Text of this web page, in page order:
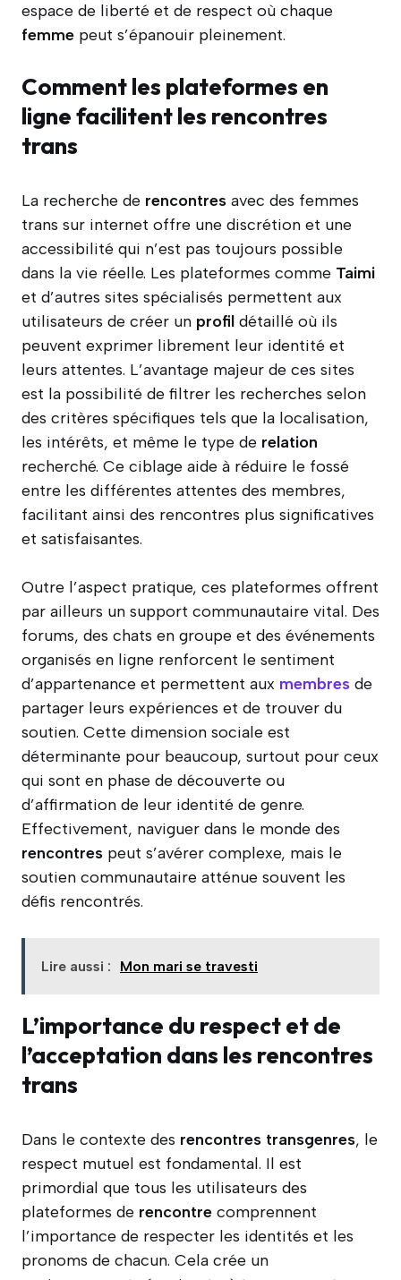
espace de liberté et de respect où chaque
femme peut s’épanouir pleinement.
Comment les plateformes en
ligne facilitent les rencontres
trans
La recherche de rencontres avec des femmes
trans sur internet offre une discrétion et une
accessibilité qui n’est pas toujours possible
dans la vie réelle. Les plateformes comme Taimi
et d’autres sites spécialisés permettent aux
utilisateurs de créer un profil détaillé où ils
peuvent exprimer librement leur identité et
leurs attentes. L’avantage majeur de ces sites
est la possibilité de filtrer les recherches selon
des critères spécifiques tels que la localisation,
les intérêts, et même le type de relation
recherché. Ce ciblage aide à réduire le fossé
entre les différentes attentes des membres,
facilitant ainsi des rencontres plus significatives
et satisfaisantes.
Outre l’aspect pratique, ces plateformes offrent
par ailleurs un support communautaire vital. Des
forums, des chats en groupe et des événements
organisés en ligne renforcent le sentiment
d’appartenance et permettent aux membres de
partager leurs expériences et de trouver du
soutien. Cette dimension sociale est
déterminante pour beaucoup, surtout pour ceux
qui sont en phase de découverte ou
d’affirmation de leur identité de genre.
Effectivement, naviguer dans le monde des
rencontres peut s’avérer complexe, mais le
soutien communautaire atténue souvent les
défis rencontrés.
Lire aussi : Mon mari se travesti
L’importance du respect et de
l’acceptation dans les rencontres
trans
Dans le contexte des rencontres transgenres, le
respect mutuel est fondamental. Il est
primordial que tous les utilisateurs des
plateformes de rencontre comprennent
l’importance de respecter les identités et les
pronoms de chacun. Cela crée un